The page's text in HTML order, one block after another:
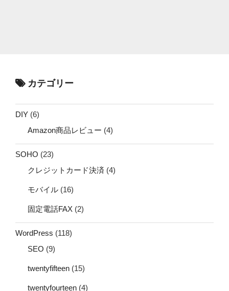
カテゴリー
DIY (6)
Amazon商品レビュー (4)
SOHO (23)
クレジットカード決済 (4)
モバイル (16)
固定電話FAX (2)
WordPress (118)
SEO (9)
twentyfifteen (15)
twentyfourteen (4)